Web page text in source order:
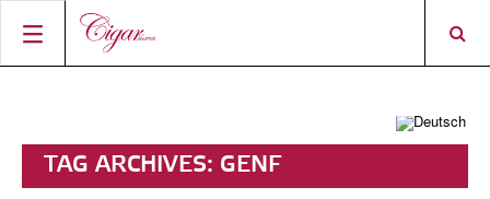
TAG ARCHIVES: GENF